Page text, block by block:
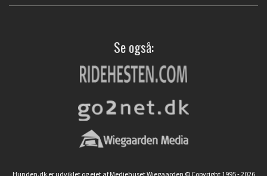
Se også:
Hunden.dk er udviklet og ejet af Mediehuset Wiegaarden © Copyright 1995 - 2026